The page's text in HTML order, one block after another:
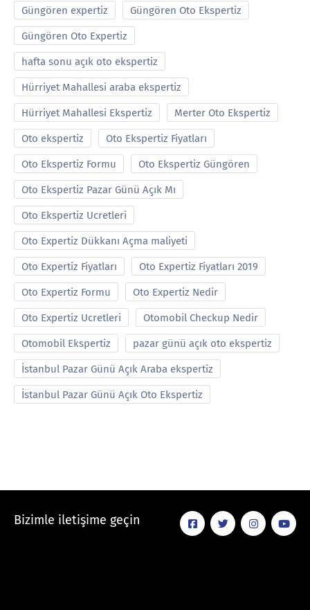
Güngören expertiz Güngören Oto Ekspertiz
Güngören Oto Expertiz
hafta sonu açık oto ekspertiz
Hürriyet Mahallesi araba ekspertiz
Hürriyet Mahallesi Ekspertiz Merter Oto Ekspertiz
Oto ekspertiz Oto Ekspertiz Fiyatları
Oto Ekspertiz Formu Oto Ekspertiz Güngören
Oto Ekspertiz Pazar Günü Açık Mı
Oto Ekspertiz Ucretleri
Oto Expertiz Dükkanı Açma maliyeti
Oto Expertiz Fiyatları Oto Expertiz Fiyatları 2019
Oto Expertiz Formu Oto Expertiz Nedir
Oto Expertiz Ucretleri Otomobil Checkup Nedir
Otomobil Ekspertiz pazar günü açık oto ekspertiz
İstanbul Pazar Günü Açık Araba ekspertiz
İstanbul Pazar Günü Açık Oto Ekspertiz
Bizimle iletişime geçin